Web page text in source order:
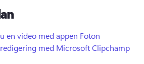
en video med appen Foton
med Microsoft Clipchamp